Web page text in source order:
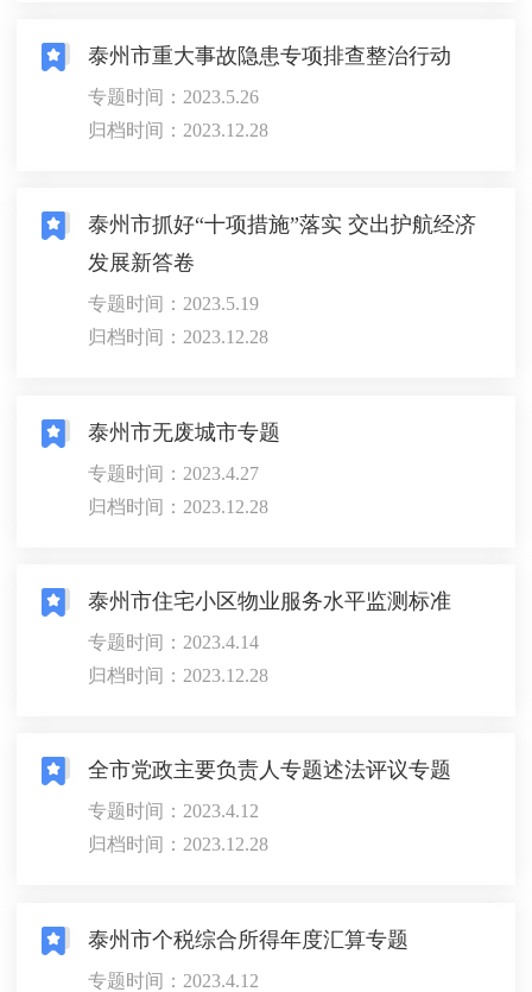
泰州市重大事故隐患专项排查整治行动
专题时间：2023.5.26
归档时间：2023.12.28
泰州市抓好“十项措施”落实 交出护航经济
发展新答卷
专题时间：2023.5.19
归档时间：2023.12.28
泰州市无废城市专题
专题时间：2023.4.27
归档时间：2023.12.28
泰州市住宅小区物业服务水平监测标准
专题时间：2023.4.14
归档时间：2023.12.28
全市党政主要负责人专题述法评议专题
专题时间：2023.4.12
归档时间：2023.12.28
泰州市个税综合所得年度汇算专题
专题时间：2023.4.12